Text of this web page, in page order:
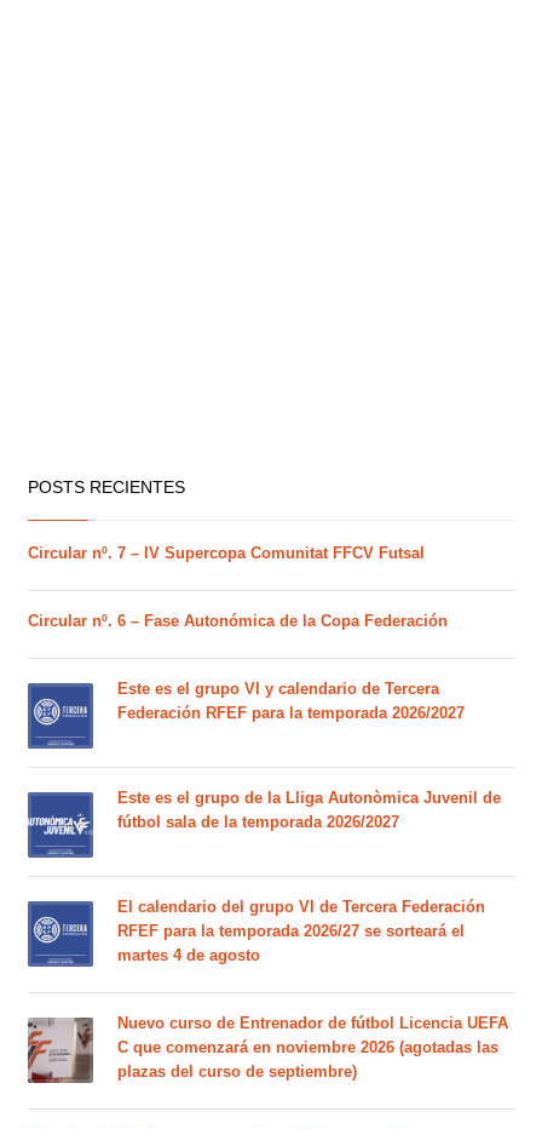
POSTS RECIENTES
Circular nº. 7 – IV Supercopa Comunitat FFCV Futsal
Circular nº. 6 – Fase Autonómica de la Copa Federación
Este es el grupo VI y calendario de Tercera
Federación RFEF para la temporada 2026/2027
Este es el grupo de la Lliga Autonòmica Juvenil de
fútbol sala de la temporada 2026/2027
El calendario del grupo VI de Tercera Federación
RFEF para la temporada 2026/27 se sorteará el
martes 4 de agosto
Nuevo curso de Entrenador de fútbol Licencia UEFA
C que comenzará en noviembre 2026 (agotadas las
plazas del curso de septiembre)